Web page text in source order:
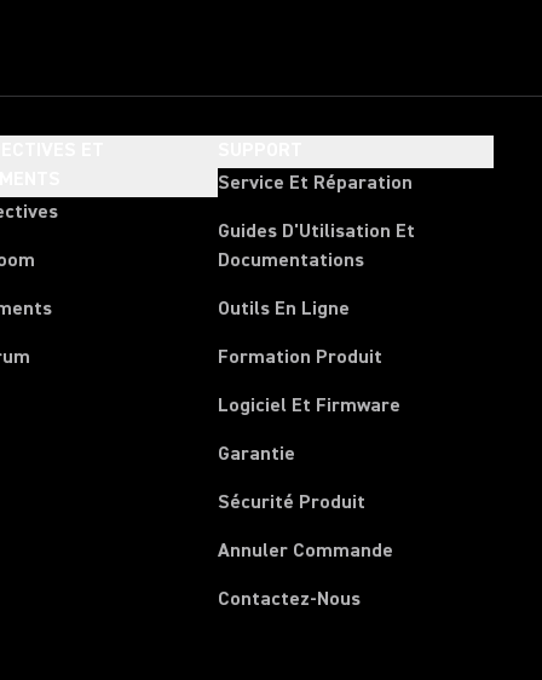
Service Et Réparation
Guides D'Utilisation Et
Documentations
Outils En Ligne
Formation Produit
Logiciel Et Firmware
Garantie
Sécurité Produit
Annuler Commande
Contactez-Nous